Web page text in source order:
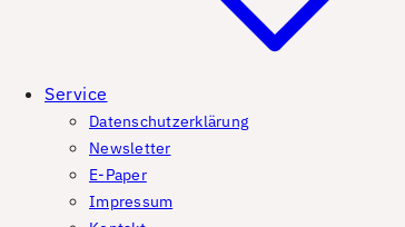
Service
Datenschutzerklärung
Newsletter
E-Paper
Impressum